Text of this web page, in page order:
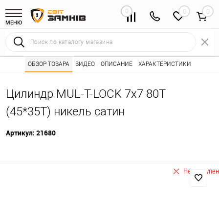
МЕНЮ
0 0
Интернет магазин замков Каталог товаров ⭐ • Сердцевины
Цилиндр MUL-T-LOCK 7x7 80T
(45*35T) никель сатин
Артикул: 21680
ОБЗОР ТОВАРА ВИДЕО ОПИСАНИЕ ХАРАКТЕРИСТИКИ
Не доступен